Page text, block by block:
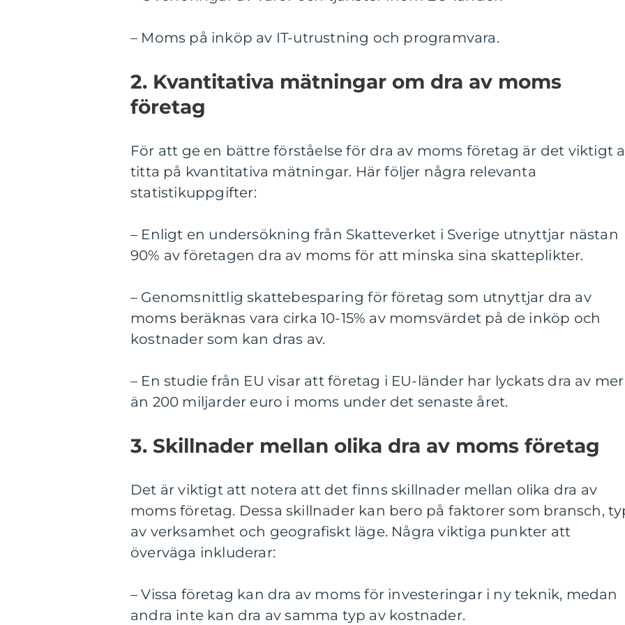
– Moms på inköp av IT-utrustning och programvara.
2. Kvantitativa mätningar om dra av moms
företag
För att ge en bättre förståelse för dra av moms företag är det viktigt
titta på kvantitativa mätningar. Här följer några relevanta
statistikuppgifter:
– Enligt en undersökning från Skatteverket i Sverige utnyttjar nästan
90% av företagen dra av moms för att minska sina skatteplikter.
– Genomsnittlig skattebesparing för företag som utnyttjar dra av
moms beräknas vara cirka 10-15% av momsvärdet på de inköp och
kostnader som kan dras av.
– En studie från EU visar att företag i EU-länder har lyckats dra av mer
än 200 miljarder euro i moms under det senaste året.
3. Skillnader mellan olika dra av moms företag
Det är viktigt att notera att det finns skillnader mellan olika dra av
moms företag. Dessa skillnader kan bero på faktorer som bransch,
av verksamhet och geografiskt läge. Några viktiga punkter att
överväga inkluderar:
– Vissa företag kan dra av moms för investeringar i ny teknik, medan
andra inte kan dra av samma typ av kostnader.